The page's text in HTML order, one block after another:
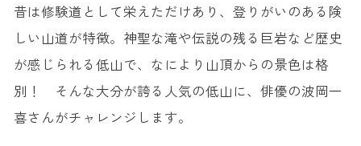
昔は修験道として栄えただけあり、登りがいのある険
しい山道が特徴。神聖な滝や伝説の残る巨岩など歴史
が感じられる低山で、なにより山頂からの景色は格
別！ そんな大分が誇る人気の低山に、俳優の波岡一
喜さんがチャレンジします。